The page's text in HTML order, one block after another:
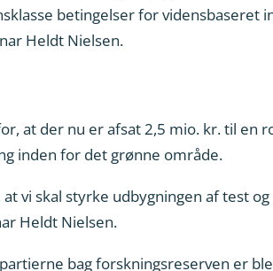
betingelser for
Heldt Nielsen.
at der nu er afsat 2,5 mio. kr. til en
inden for det grønne område.
vi skal styrke udbygningen af test
Heldt Nielsen.
bag forskningsreserven er